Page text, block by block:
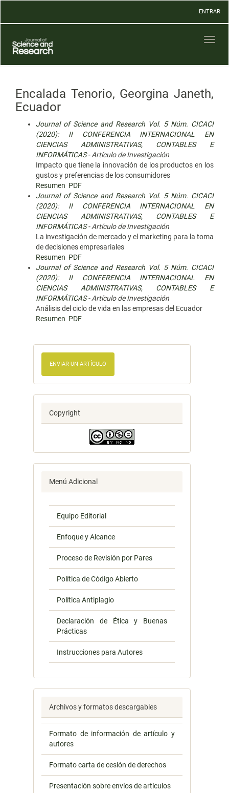
Contenido
Barra
lateral
ENTRAR
Encalada Tenorio, Georgina Janeth,
Ecuador
Journal of Science and Research Vol. 5 Núm. CICACI
(2020): II CONFERENCIA INTERNACIONAL EN
CIENCIAS ADMINISTRATIVAS, CONTABLES E
INFORMÁTICAS- Artículo de Investigación
Impacto que tiene la innovación de los productos en los
gustos y preferencias de los consumidores
Resumen PDF
Journal of Science and Research Vol. 5 Núm. CICACI
(2020): II CONFERENCIA INTERNACIONAL EN
CIENCIAS ADMINISTRATIVAS, CONTABLES E
INFORMÁTICAS- Artículo de Investigación
La investigación de mercado y el marketing para la toma
de decisiones empresariales
Resumen PDF
Journal of Science and Research Vol. 5 Núm. CICACI
(2020): II CONFERENCIA INTERNACIONAL EN
CIENCIAS ADMINISTRATIVAS, CONTABLES E
INFORMÁTICAS- Artículo de Investigación
Análisis del ciclo de vida en las empresas del Ecuador
Resumen PDF
ENVIAR UN ARTÍCULO
Copyright
Menú Adicional
Equipo Editorial
Enfoque y Alcance
Proceso de Revisión por Pares
Política de Código Abierto
Política Antiplagio
Declaración de Ética y Buenas
Prácticas
Instrucciones para Autores
Archivos y formatos descargables
Formato de información de artículo y
autores
Formato carta de cesión de derechos
Presentación sobre envíos de artículos